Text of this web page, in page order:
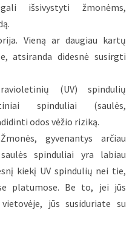
išsivystyti žmonėms,
Vieną ar daugiau kartų
atsiranda didesnė susirgti
(UV) spindulių
spinduliai (saulės,
odos vėžio riziką.
gyvenantys arčiau
spinduliai yra labiau
kiekį UV spindulių nei tie,
platumose. Be to, jei jūs
jūs susiduriate su